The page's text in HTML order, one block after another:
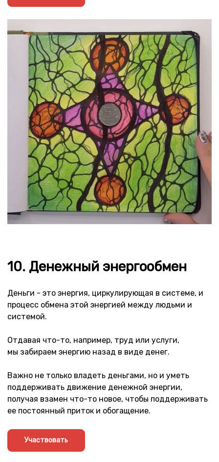
10. Денежный энергообмен
Деньги - это энергия, циркулирующая в системе, и
процесс обмена этой энергией между людьми и
системой.
Отдавая что-то, например, труд или услуги,
мы забираем энергию назад в виде денег.
Важно не только владеть деньгами, но и уметь
поддерживать движение денежной энергии,
получая взамен что-то новое, чтобы поддерживать
ее постоянный приток и обогащение.
Участвовать